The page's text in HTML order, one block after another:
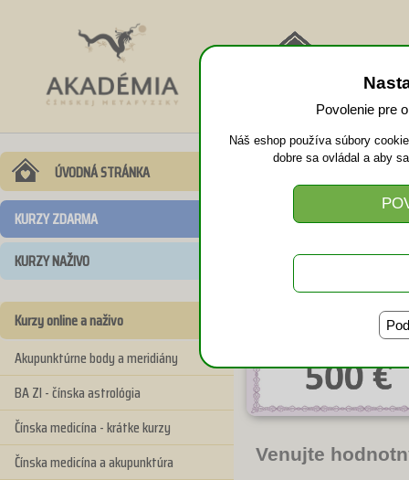
Povolenie pre
Náš eshop používa súbory
dobre sa ovládal a aby
ÚVODNÁ STRÁNKA
KURZY ZDARMA
KURZY NAŽIVO
Kurzy online a naživo
Akupunktúrne body a meridiány
BA ZI - čínska astrológia
Čínska medicína - krátke kurzy
Čínska medicína a akupunktúra
Darčeková
Venujte